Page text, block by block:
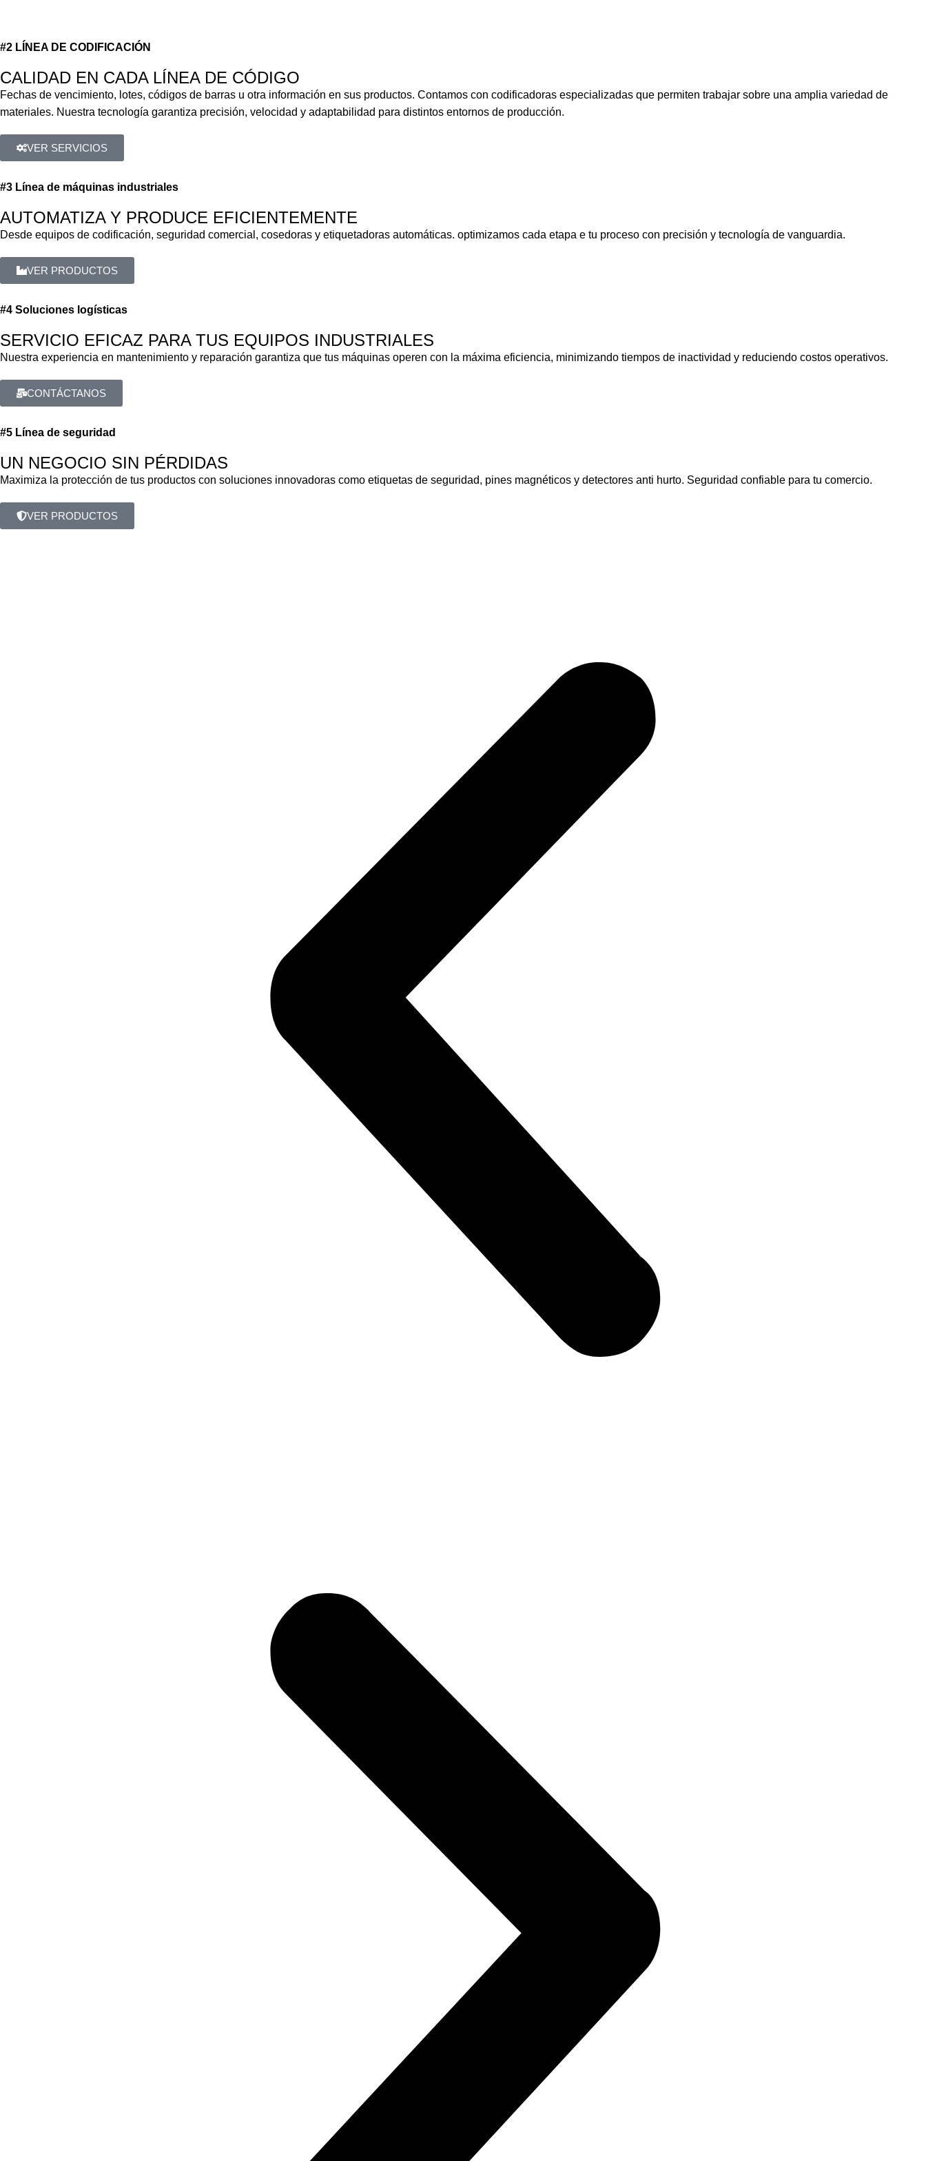
#2 LÍNEA DE CODIFICACIÓN
CALIDAD EN CADA LÍNEA DE CÓDIGO​
Fechas de vencimiento, lotes, códigos de barras u otra información en sus productos. Contamos con codificadoras especializadas que permiten trabajar sobre una amplia variedad de
materiales. Nuestra tecnología garantiza precisión, velocidad y adaptabilidad para distintos entornos de producción.
VER SERVICIOS
#3 Línea de máquinas industriales
AUTOMATIZA Y PRODUCE EFICIENTEMENTE
Desde equipos de codificación, seguridad comercial, cosedoras y etiquetadoras automáticas. optimizamos cada etapa e tu proceso con precisión y tecnología de vanguardia.
VER PRODUCTOS
#4 Soluciones logísticas
SERVICIO EFICAZ PARA TUS EQUIPOS INDUSTRIALES
Nuestra experiencia en mantenimiento y reparación garantiza que tus máquinas operen con la máxima eficiencia, minimizando tiempos de inactividad y reduciendo costos operativos.
CONTÁCTANOS
#5 Línea de seguridad
UN NEGOCIO SIN PÉRDIDAS
Maximiza la protección de tus productos con soluciones innovadoras como etiquetas de seguridad, pines magnéticos y detectores anti hurto. Seguridad confiable para tu comercio.
VER PRODUCTOS